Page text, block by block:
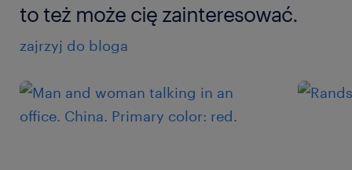
to też może cię zainteresować.
zajrzyj do bloga